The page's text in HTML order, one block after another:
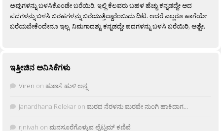
ಅವುಗಳನ್ನು ಬಳಸಿಕೊಂಡೇ ಬರೆಯಿರಿ. ಇಲ್ಲಿ ಕೆಲವರು ಬಹಳ ಹೆಚ್ಚು ಕನ್ನಡದ್ದೇ ಆದ
ಪದಗಳನ್ನು ಬಳಸಿ ಬರಹಗಳನ್ನು ಬರೆಯುತ್ತಿದ್ದಾರೆಂಬುದು ದಿಟ. ಆದರೆ ಎಲ್ಲರೂ ಹಾಗೆಯೇ
ಬರೆಯಬೇಕೆಂದೇನೂ ಇಲ್ಲ. ನಿಮಗಾದಶ್ಟು ಕನ್ನಡದ್ದೇ ಪದಗಳನ್ನು ಬಳಸಿ ಬರೆಯಿರಿ, ಅಶ್ಟೇ.
ಇತ್ತೀಚಿನ ಅನಿಸಿಕೆಗಳು
Viren on ಹುಣಸೆ ಹುಳಿ ಅನ್ನ
Janardhana Relekar on ಮರದ ನೆರಳನು ಮರವೇ ನುಂಗಿ ಹಾಕಿದಾಗ…
rjnivah on ಮನಸೂರೆಗೊಳ್ಳುವ ಲೈಟ್ಲಮ್ ಕಣಿವೆ